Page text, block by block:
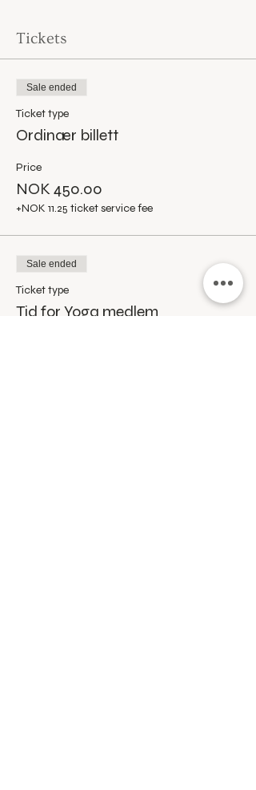
Tickets
Sale ended
Ticket type
Ordinær billett
Price
NOK 450.00
+NOK 11.25 ticket service fee
Sale ended
Ticket type
Tid for Yoga medlem